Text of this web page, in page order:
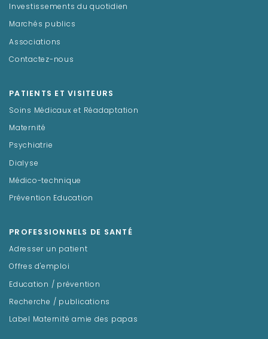
Investissements du quotidien
Marchés publics
Associations
Contactez-nous
PATIENTS ET VISITEURS
Soins Médicaux et Réadaptation
Maternité
Psychiatrie
Dialyse
Médico-technique
Prévention Education
PROFESSIONNELS DE SANTÉ
Adresser un patient
Offres d'emploi
Education / prévention
Recherche / publications
Label Maternité amie des papas